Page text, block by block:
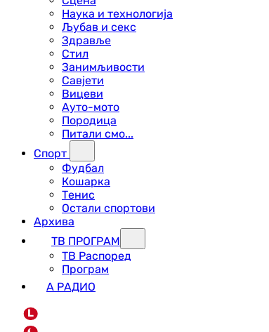
Наука и технологија
Љубав и секс
Здравље
Стил
Занимљивости
Савјети
Вицеви
Ауто-мото
Породица
Питали смо...
Спорт
Фудбал
Кошарка
Тенис
Остали спортови
Архива
ТВ ПРОГРАМ
ТВ Распоред
Програм
А РАДИО
L